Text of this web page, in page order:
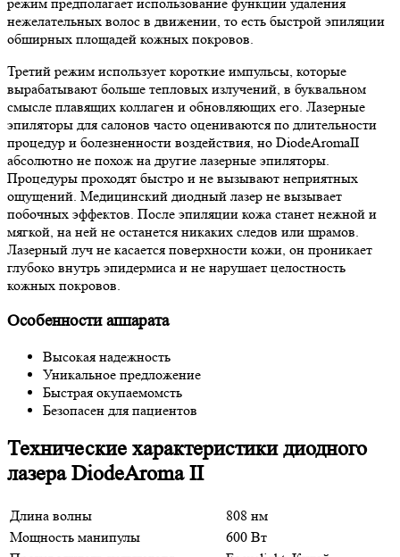
нежелательных волос в движении, то есть быстрой эпиляции
обширных площадей кожных покровов.
Третий режим использует короткие импульсы, которые
вырабатывают больше тепловых излучений, в буквальном
смысле плавящих коллаген и обновляющих его. Лазерные
эпиляторы для салонов часто оцениваются по длительности
процедур и болезненности воздействия, но DiodeAromaII
абсолютно не похож на другие лазерные эпиляторы.
Процедуры проходят быстро и не вызывают неприятных
ощущений. Медицинский диодный лазер не вызывает
побочных эффектов. После эпиляции кожа станет нежной и
мягкой, на ней не останется никаких следов или шрамов.
Лазерный луч не касается поверхности кожи, он проникает
глубоко внутрь эпидермиса и не нарушает целостность
кожных покровов.
Особенности аппарата
Высокая надежность
Уникальное предложение
Быстрая окупаемомсть
Безопасен для пациентов
Технические характеристики диодного
лазера DiodeAroma II
Длина волны
808 нм
Мощность манипулы
600 Вт